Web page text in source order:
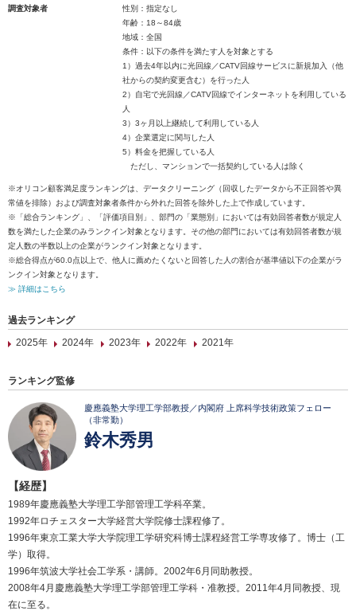
調査対象者
性別：指定なし
年齢：18～84歳
地域：全国
条件：以下の条件を満たす人を対象とする
1）過去4年以内に光回線／CATV回線サービスに新規加入（他
社からの契約変更含む）を行った人
2）自宅で光回線／CATV回線でインターネットを利用している
人
3）3ヶ月以上継続して利用している人
4）企業選定に関与した人
5）料金を把握している人
ただし、マンションで一括契約している人は除く
※オリコン顧客満足度ランキングは、データクリーニング（回収したデータから不正回答や異
常値を排除）および調査対象者条件から外れた回答を除外した上で作成しています。
※「総合ランキング」、「評価項目別」、部門の「業態別」においては有効回答者数が規定人
数を満たした企業のみランクイン対象となります。その他の部門においては有効回答者数が規
定人数の半数以上の企業がランクイン対象となります。
※総合得点が60.0点以上で、他人に薦めたくないと回答した人の割合が基準値以下の企業がラ
ンクイン対象となります。
≫ 詳細はこちら
過去ランキング
2025年
2024年 2023年 2022年 2021年
ランキング監修
慶應義塾大学理工学部教授／内閣府 上席科学技術政策フェロー
（非常勤）
鈴木秀男
【経歴】
1989年慶應義塾大学理工学部管理工学科卒業。
1992年ロチェスター大学経営大学院修士課程修了。
1996年東京工業大学大学院理工学研究科博士課程経営工学専攻修了。博士（工
学）取得。
1996年筑波大学社会工学系・講師。2002年6月同助教授。
2008年4月慶應義塾大学理工学部管理工学科・准教授。2011年4月同教授、現
在に至る。